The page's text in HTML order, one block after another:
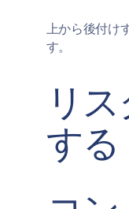
上から後付け
す。
リ
する
AIは人間がフ